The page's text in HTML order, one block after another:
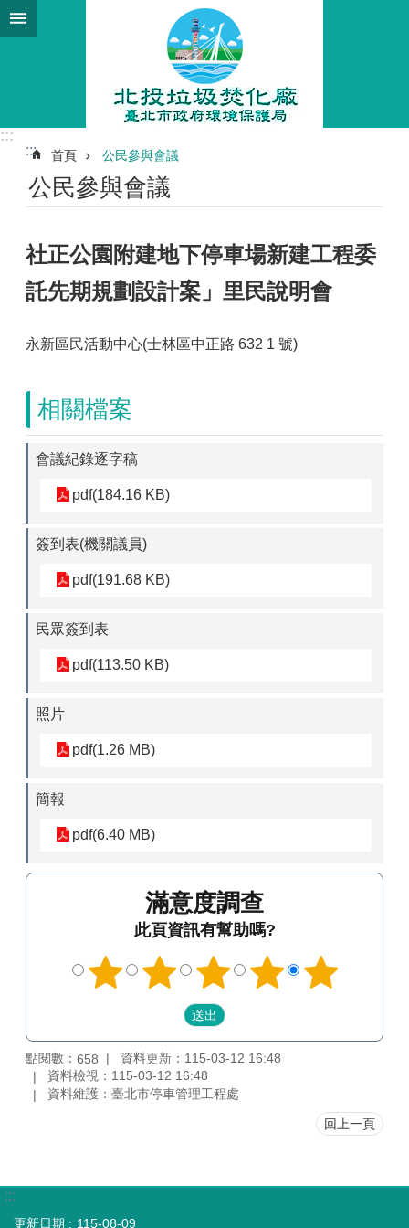
跳到主要內容區塊
:::
:::
首頁 公民參與會議
公民參與會議
社正公園附建地下停車場新建工程委
託先期規劃設計案」里民說明會
永新區民活動中心(士林區中正路 632 1 號)
相關檔案
會議紀錄逐字稿
pdf(184.16 KB)
簽到表(機關議員)
pdf(191.68 KB)
民眾簽到表
pdf(113.50 KB)
照片
pdf(1.26 MB)
簡報
pdf(6.40 MB)
滿意度調查
此頁資訊有幫助嗎?
點閱數： 658
資料更新：115-03-12 16:48
資料檢視：115-03-12 16:48
資料維護：臺北市停車管理工程處
回上一頁
:::
更新日期 115-08-09